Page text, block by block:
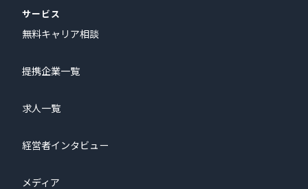
サービス
無料キャリア相談
提携企業一覧
求人一覧
経営者インタビュー
メディア